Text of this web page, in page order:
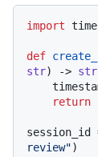
import time
def
str) -> str
return
session_id
review"